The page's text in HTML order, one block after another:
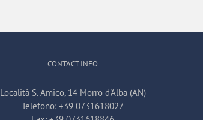
CONTACT INFO
Località S. Amico, 14 Morro d'Alba (AN)
Telefono: +39 0731618027